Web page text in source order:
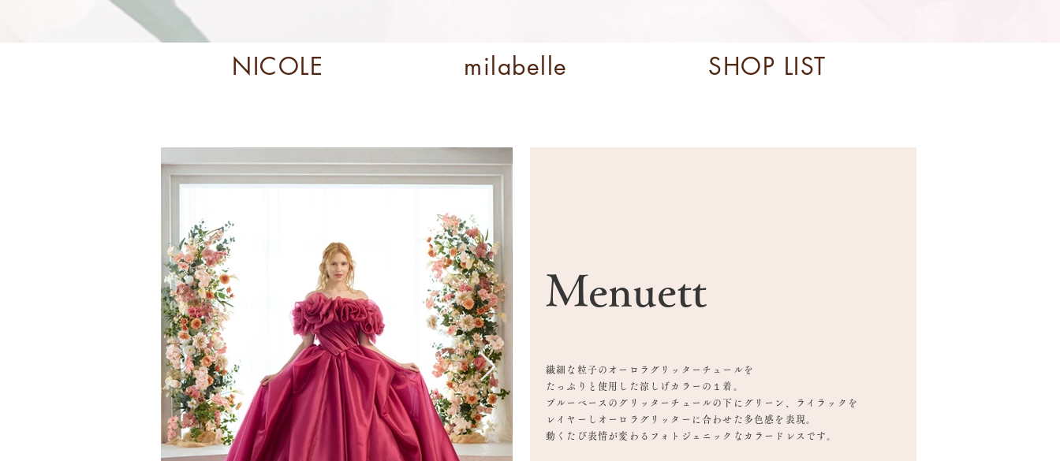
NICOLE milabelle SHOP LIST
Menuett
繊細な粒子のオーロラグリッターチュールを
たっぷりと使用した涼しげカラーの１着。
ブルーベースのグリッターチュールの下にグリーン、ライラックを
レイヤーしオーロラグリッターに合わせた多色感を表現。
動くたび表情が変わるフォトジェニックなカラードレスです。